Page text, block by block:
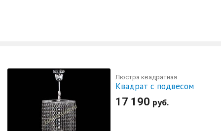
Люстра квадратная
Квадрат с подвесом
17 190 руб.